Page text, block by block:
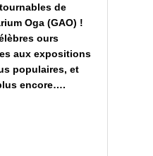
de
Oga (GAO) !
ours
aux expositions
populaires, et
encore….